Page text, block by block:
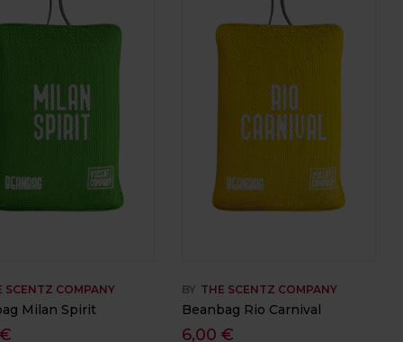
SCENTZ COMPANY
Milan Spirit
€
BY THE SCENTZ COMPANY
Beanbag Rio Carnival
6,00 €